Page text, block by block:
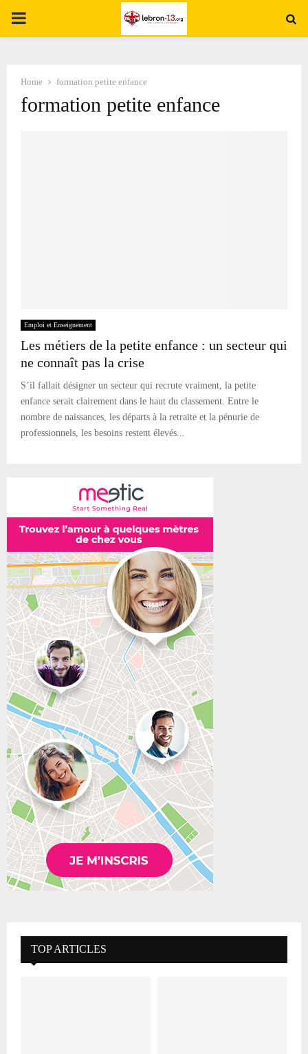
PRIMARY
Home formation petite enfance
formation petite enfance
Emploi et Enseignement
Les métiers de la petite enfance : un secteur qui
ne connaît pas la crise
S’il fallait désigner un secteur qui recrute vraiment, la petite
enfance serait clairement dans le haut du classement. Entre le
nombre de naissances, les départs à la retraite et la pénurie de
professionnels, les besoins restent élevés...
TOP ARTICLES